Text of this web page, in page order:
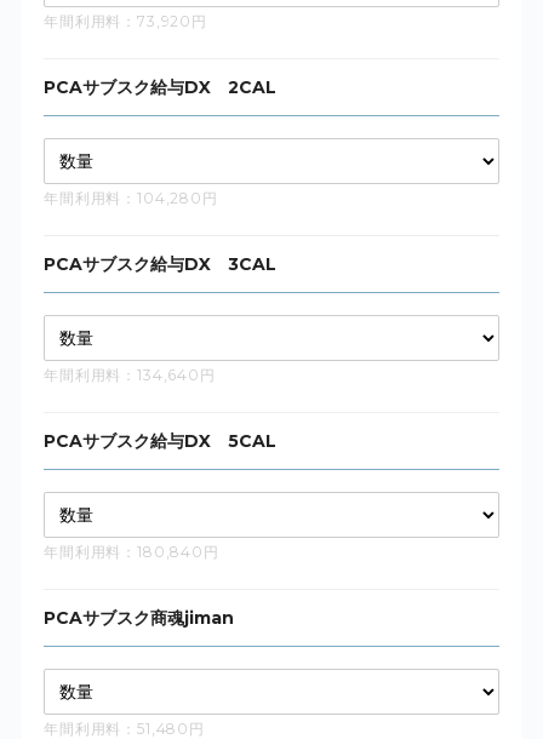
年間利用料：73,920円
PCAサブスク給与DX 2CAL
年間利用料：104,280円
PCAサブスク給与DX 3CAL
年間利用料：134,640円
PCAサブスク給与DX 5CAL
年間利用料：180,840円
PCAサブスク商魂jiman
年間利用料：51,480円